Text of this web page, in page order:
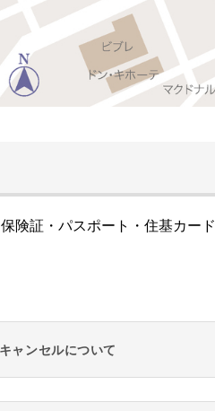
険証・パスポート・住基カード
キャンセルについて